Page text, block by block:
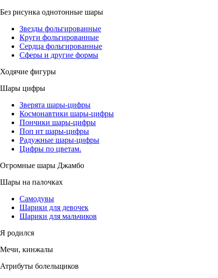
Без рисунка однотонные шары
Звезды фольгированные
Круги фольгированные
Сердца фольгированные
Сферы и другие формы
Ходячие фигуры
Шары цифры
Зверята шары-цифры
Космонавтики шары-цифры
Пончики шары-цифры
Поп ит шары-цифры
Радужные шары-цифры
Цифры по цветам.
Огромные шары Джамбо
Шары на палочках
Самодувы
Шарики для девочек
Шарики для мальчиков
Я родился
Мечи, кинжалы
Атрибуты болельщиков